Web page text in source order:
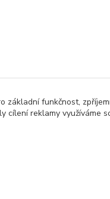
základní funkčnost,
cílení reklamy využíváme